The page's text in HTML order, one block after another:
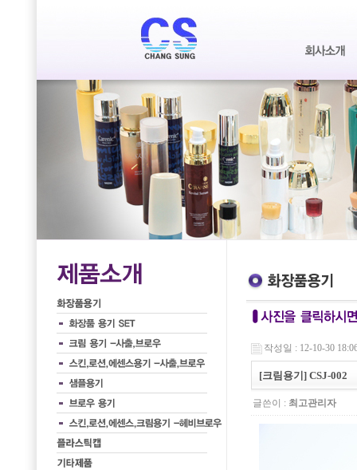
작성일 : 12-10-30
[크림용기] CSJ-002
글쓴이 : 최고관리자